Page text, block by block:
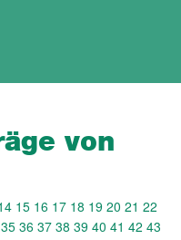
von
15 16 17 18 19 20 21 22
35 36 37 38 39 40 41 42 43